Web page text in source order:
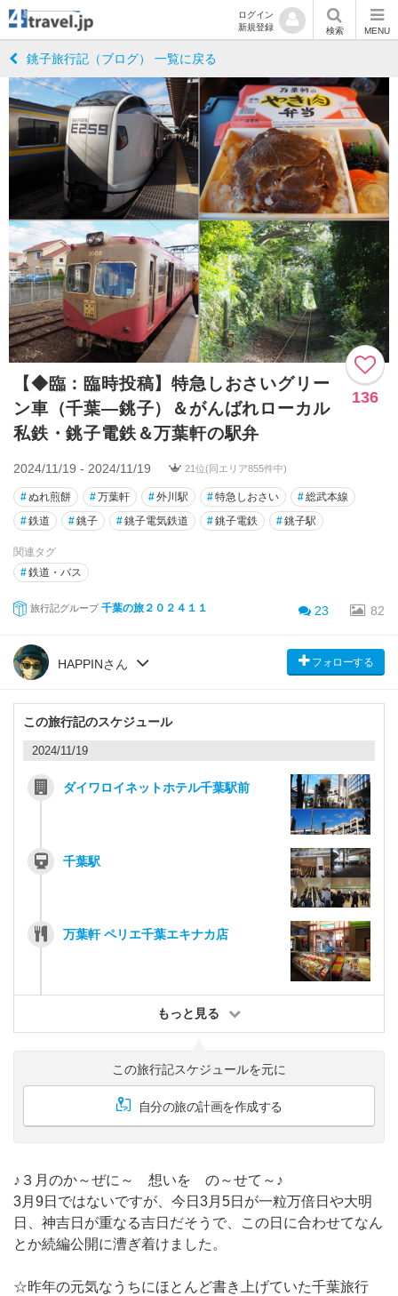
ログイン
新規登録
検索 MENU
銚子旅行記（ブログ） 一覧に戻る
【◆臨：臨時投稿】特急しおさいグリー
ン車（千葉―銚子）＆がんばれローカル
私鉄・銚子電鉄＆万葉軒の駅弁
136
2024/11/19 - 2024/11/19 21位(同エリア855件中)
#ぬれ煎餅 #万葉軒 #外川駅 #特急しおさい #総武本線
#鉄道 #銚子 #銚子電気鉄道 #銚子電鉄 #銚子駅
関連タグ
#鉄道・バス
旅行記グループ 千葉の旅２０２４１１ 23 82
HAPPINさん フォローする
この旅行記のスケジュール
2024/11/19
ダイワロイネットホテル千葉駅前
千葉駅
万葉軒 ペリエ千葉エキナカ店
もっと見る
この旅行記スケジュールを元に
自分の旅の計画を作成する
♪３月のか～ぜに～ 想いを の～せて～♪
3月9日ではないですが、今日3月5日が一粒万倍日や大明
日、神吉日が重なる吉日だそうで、この日に合わせてなん
とか続編公開に漕ぎ着けました。
☆昨年の元気なうちにほとんど書き上げていた千葉旅行